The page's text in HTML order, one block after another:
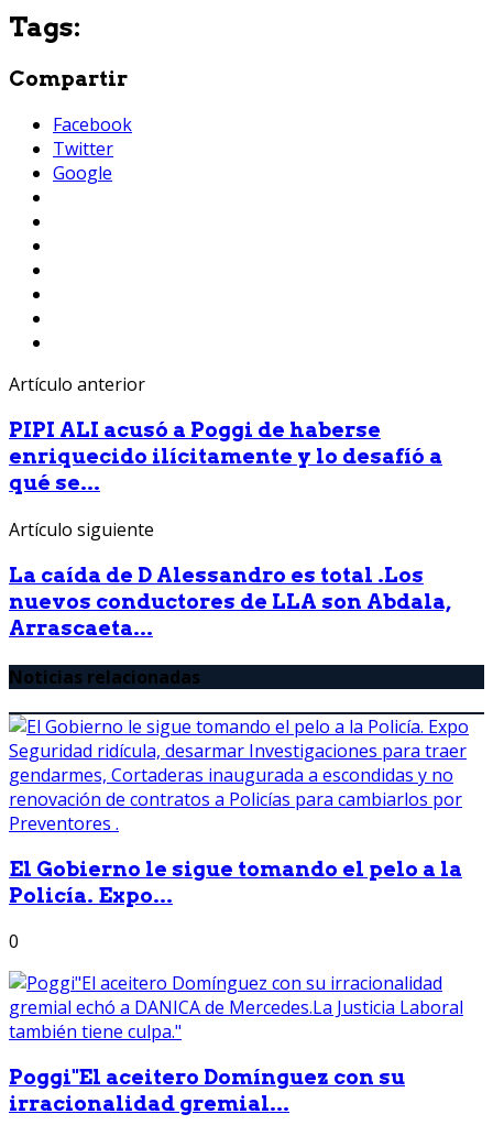
Tags:
Compartir
Facebook
Twitter
Google
Artículo anterior
PIPI ALI acusó a Poggi de haberse
enriquecido ilícitamente y lo desafíó a
qué se...
Artículo siguiente
La caída de D Alessandro es total .Los
nuevos conductores de LLA son Abdala,
Arrascaeta...
Noticias relacionadas
El Gobierno le sigue tomando el pelo a la
Policía. Expo...
0
Poggi"El aceitero Domínguez con su
irracionalidad gremial...